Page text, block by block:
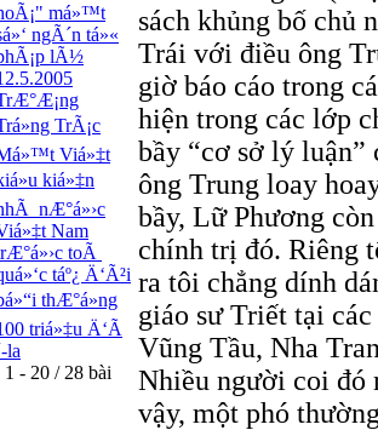
má»™t
ngÃ´n tá»«
lÃ½
TrÃ¡c
Viá»‡t
kiá»‡n
nÆ°á»›c
Nam
toÃ
táº¿ Ä‘Ã²i
thÆ°á»ng
triá»‡u Ä‘Ã
la
1 - 20 / 28 bài
sách khủng bố chủ
Trái với điều ông
giờ báo cáo trong
hiện trong các lớp
bầy “cơ sở lý luận”
ông Trung loay
bầy, Lữ Phương
chính trị đó. Riêng
ra tôi chẳng dính
giáo sư Triết tại
Vũng Tầu, Nha
Nhiều người coi đó
vậy, một phó